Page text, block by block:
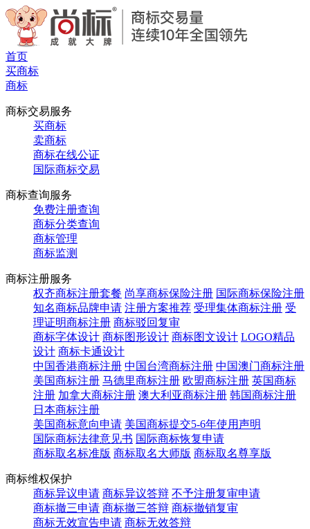
首页
买商标
商标
商标交易服务
买商标
卖商标
商标在线公证
国际商标交易
商标查询服务
免费注册查询
商标分类查询
商标管理
商标监测
商标注册服务
权齐商标注册套餐 尚享商标保险注册 国际商标保险注册
知名商标品牌申请 注册方案推荐 受理集体商标注册 受
理证明商标注册 商标驳回复审
商标字体设计 商标图形设计 商标图文设计 LOGO精品
设计 商标卡通设计
中国香港商标注册 中国台湾商标注册 中国澳门商标注册
美国商标注册 马德里商标注册 欧盟商标注册 英国商标
注册 加拿大商标注册 澳大利亚商标注册 韩国商标注册
日本商标注册
美国商标意向申请 美国商标提交5-6年使用声明
国际商标法律意见书 国际商标恢复申请
商标取名标准版 商标取名大师版 商标取名尊享版
商标维权保护
商标异议申请 商标异议答辩 不予注册复审申请
商标撤三申请 商标撤三答辩 商标撤销复审
商标无效宣告申请 商标无效答辩